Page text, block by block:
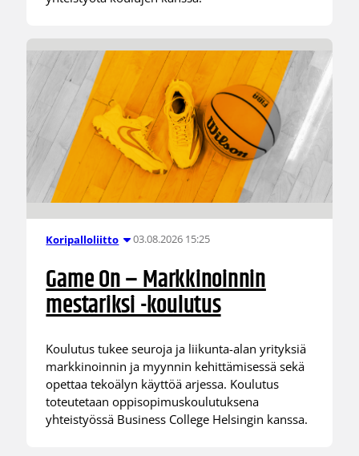
Koripalloliitto 03.08.2026 15:25
Game On – Markkinoinnin
mestariksi -koulutus
Koulutus tukee seuroja ja liikunta-alan yrityksiä
markkinoinnin ja myynnin kehittämisessä sekä
opettaa tekoälyn käyttöä arjessa. Koulutus
toteutetaan oppisopimuskoulutuksena
yhteistyössä Business College Helsingin kanssa.